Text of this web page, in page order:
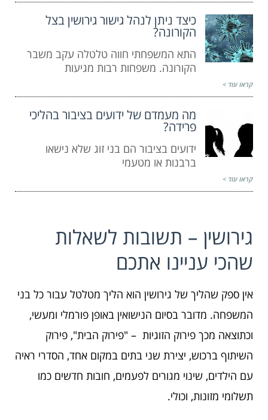
כיצד ניתן לנהל גישור גירושין בצל
הקורונה?
התא המשפחתי חווה טלטלה עקב משבר
הקורונה. משפחות רבות מגיעות
קראו עוד >
מה מעמדם של ידועים בציבור בהליכי
פרידה?
ידועים בציבור הם בני זוג שלא נישאו
ברבנות או מטעמי
קראו עוד >
גירושין – תשובות לשאלות
שהכי עניינו אתכם
אין ספק שהליך של גירושין הוא הליך מטלטל עבור כל בני
המשפחה. מדובר בסיום הנישואין באופן פורמלי ומעשי,
וכתוצאה מכך פירוק הזוגיות – "פירוק הבית", פירוק
השיתוף ברכוש, יצירת שני בתים במקום אחד, הסדרי ראיה
עם הילדים, שינוי מגורים לפעמים, חובות חדשים כמו
תשלומי מזונות, וכולי.